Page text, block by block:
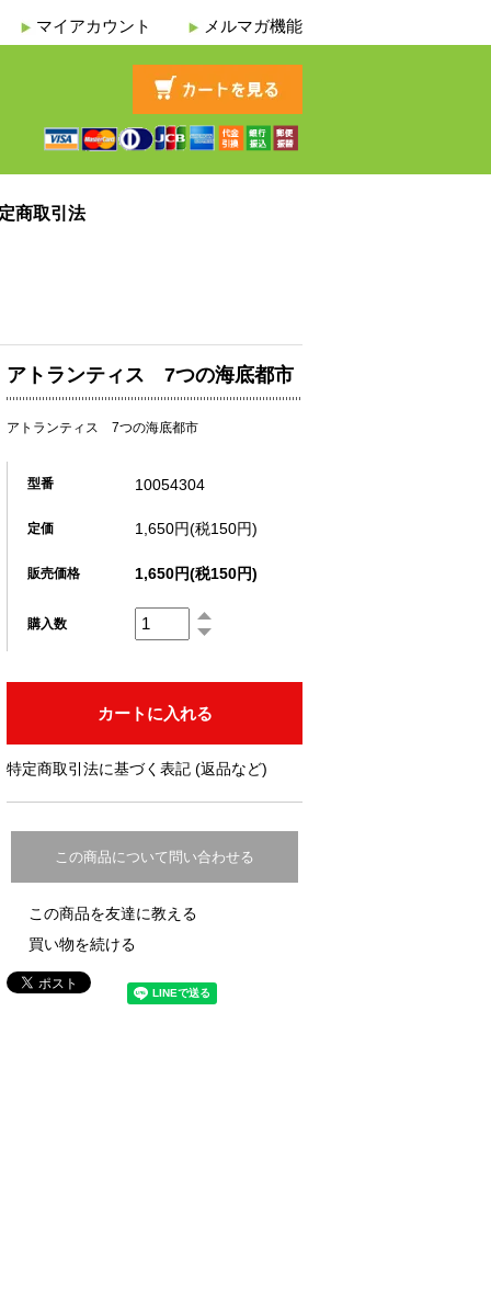
マイアカウント メルマガ機能
商取引法
アトランティス 7つの海底都市
アトランティス 7つの海底都市
型番 10054304
定価 1,650円(税150円)
販売価格 1,650円(税150円)
購入数
特定商取引法に基づく表記 (返品など)
この商品について問い合わせる
この商品を友達に教える
買い物を続ける